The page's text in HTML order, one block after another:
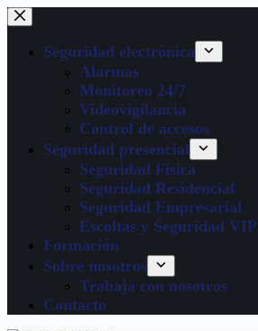
Seguridad electrónica
Alarmas
Monitoreo 24/7
Videovigilancia
Control de accesos
Seguridad presencial
Seguridad Física
Seguridad Residencial
Seguridad Empresarial
Escoltas y Seguridad VIP
Formación
Sobre nosotros
Trabaja con nosotros
Contacto